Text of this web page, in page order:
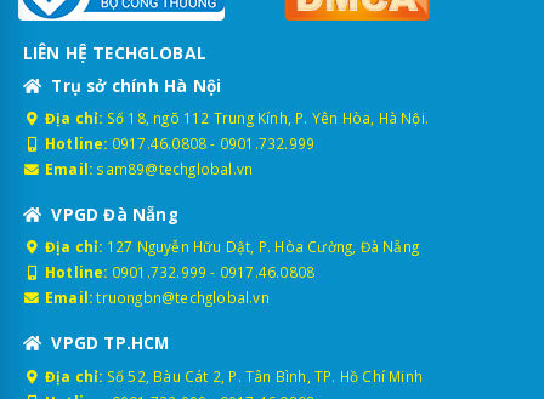
LIÊN HỆ TECHGLOBAL
Trụ sở chính Hà Nội
Địa chỉ: Số 18, ngõ 112 Trung Kính, P. Yên Hòa, Hà Nội.
Hotline: 0917.46.0808- 0901.732.999
Email: sam89@techglobal.vn
VPGD Đà Nẵng
Địa chỉ: 127 Nguyễn Hữu Dật, P. Hòa Cường, Đà Nẵng
Hotline: 0901.732.999 - 0917.46.0808
Email: truongbn@techglobal.vn
VPGD TP.HCM
Địa chỉ: Số 52, Bàu Cát 2, P. Tân Bình, TP. Hồ Chí Minh